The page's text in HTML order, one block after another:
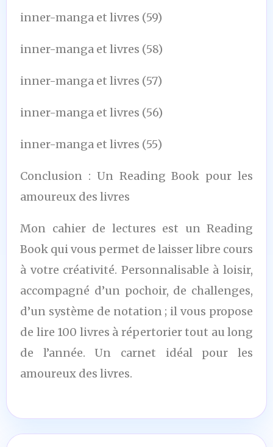
inner-manga et livres (59)
inner-manga et livres (58)
inner-manga et livres (57)
inner-manga et livres (56)
inner-manga et livres (55)
Conclusion : Un Reading Book pour les
amoureux des livres
Mon cahier de lectures est un Reading
Book qui vous permet de laisser libre cours
à votre créativité. Personnalisable à loisir,
accompagné d’un pochoir, de challenges,
d’un système de notation ; il vous propose
de lire 100 livres à répertorier tout au long
de l’année. Un carnet idéal pour les
amoureux des livres.